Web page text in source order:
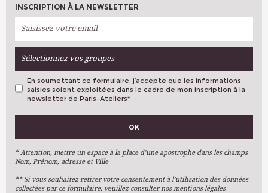
INSCRIPTION À LA NEWSLETTER
Sélectionnez vos groupes
VOS PRÉFÉRENCES
Arts Plastiques
Arts Du Texte
Arts Numériques
En soumettant ce formulaire, j’accepte que les informations
saisies soient exploitées dans le cadre de mon inscription à la
newsletter de Paris-Ateliers*
OK
* Attention, mettre un espace à la place d’une apostrophe dans les champs
Nom, Prénom, adresse et Ville
** Si vous souhaitez retirer votre consentement à l’utilisation des données
collectées par ce formulaire, veuillez consulter nos mentions légales